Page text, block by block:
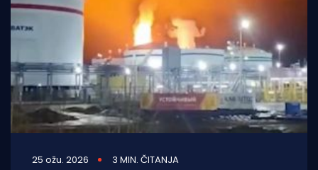
25 ožu. 2026 3 MIN. ČITANJA